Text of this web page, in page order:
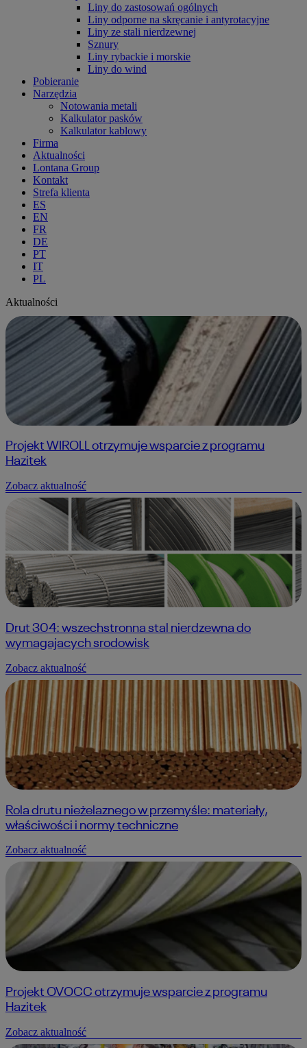
Liny do zastosowań ogólnych
Liny odporne na skręcanie i antyrotacyjne
Liny ze stali nierdzewnej
Sznury
Liny rybackie i morskie
Liny do wind
Pobieranie
Narzędzia
Notowania metali
Kalkulator pasków
Kalkulator kablowy
Firma
Aktualności
Lontana Group
Kontakt
Strefa klienta
ES
EN
FR
DE
PT
IT
PL
Aktualności
Projekt WIROLL otrzymuje wsparcie z programu
Hazitek
Zobacz aktualność
Drut 304: wszechstronna stal nierdzewna do
wymagajacych srodowisk
Zobacz aktualność
Rola drutu nieżelaznego w przemyśle: materiały,
właściwości i normy techniczne
Zobacz aktualność
Projekt OVOCC otrzymuje wsparcie z programu
Hazitek
Zobacz aktualność